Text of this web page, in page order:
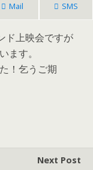
Mail SMS
ド上映会ですが
ます。
！乞うご期
Next Post